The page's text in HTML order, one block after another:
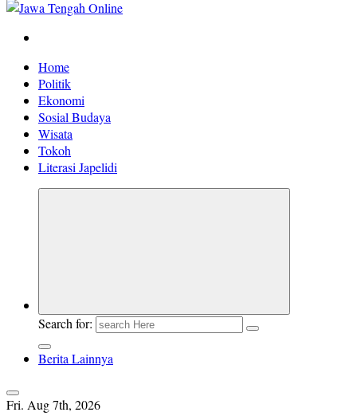
Berita Jawa Tengah Terbaru dan Terkini
Home
Politik
Ekonomi
Sosial Budaya
Wisata
Tokoh
Literasi Japelidi
Search for:
Berita Lainnya
Fri. Aug 7th, 2026